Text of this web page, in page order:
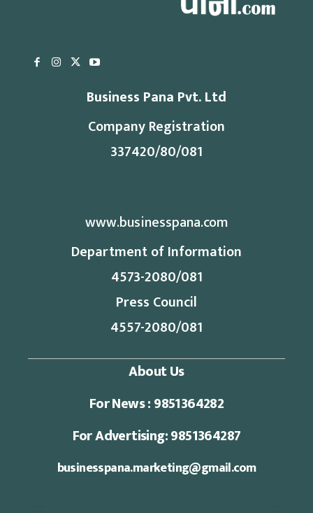
Business Pana Pvt. Ltd
Company Registration
337420/80/081
www.businesspana.com
Department of Information
4573-2080/081
Press Council
4557-2080/081
About Us
For News : 9851364282
For Advertising: 9851364287
businesspana.marketing@gmail.com